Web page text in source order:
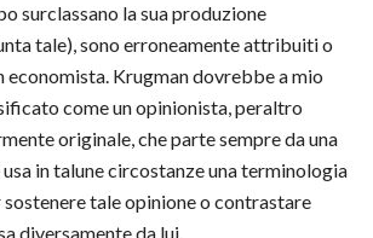
surclassano la sua produzione
tale), sono erroneamente attribuiti o
Krugman dovrebbe a mio
come un opinionista, peraltro
originale, che parte sempre da una
in talune circostanze una terminologia
tale opinione o contrastare
diversamente da lui.